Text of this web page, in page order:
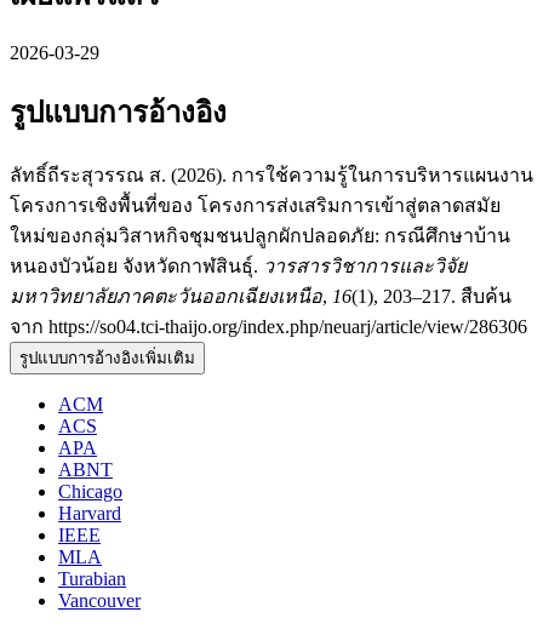
2026-03-29
รูปแบบการอ้างอิง
ลัทธิ์ถีระสุวรรณ ส. (2026). การใช้ความรู้ในการบริหารแผนงาน
โครงการเชิงพื้นที่ของ โครงการส่งเสริมการเข้าสู่ตลาดสมัย
ใหม่ของกลุ่มวิสาหกิจชุมชนปลูกผักปลอดภัย: กรณีศึกษาบ้าน
หนองบัวน้อย จังหวัดกาฬสินธุ์. วารสารวิชาการและวิจัย
มหาวิทยาลัยภาคตะวันออกเฉียงเหนือ, 16(1), 203–217. สืบค้น
จาก https://so04.tci-thaijo.org/index.php/neuarj/article/view/286306
รูปแบบการอ้างอิงเพิ่มเติม
ACM
ACS
APA
ABNT
Chicago
Harvard
IEEE
MLA
Turabian
Vancouver